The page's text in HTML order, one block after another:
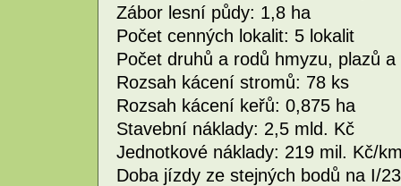
Zábor lesní půdy: 1,8 ha
Počet cenných lokalit: 5 lokalit
Počet druhů a rodů hmyzu, plazů
Rozsah kácení stromů: 78 ks
Rozsah kácení keřů: 0,875 ha
Stavební náklady: 2,5 mld. Kč
Jednotkové náklady: 219 mil. Kč/
Doba jízdy ze stejných bodů na I/